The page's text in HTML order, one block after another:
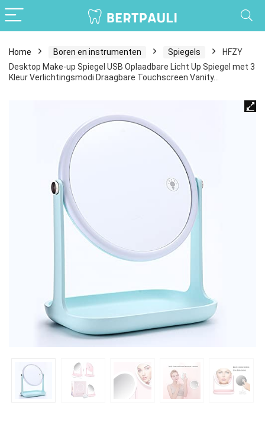
Home Boren en instrumenten Spiegels
HFZY
Desktop Make-up Spiegel USB Oplaadbare Licht Up Spiegel met 3
Kleur Verlichtingsmodi Draagbare Touchscreen Vanity…